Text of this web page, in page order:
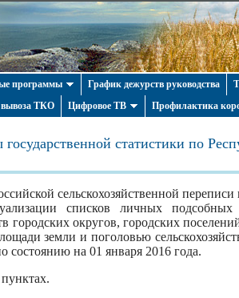
программы График дежурств руководства
ТКО Цифровое ТВ Профилактика
статистики по
сельскохозяйственной переписи
списков личных подсобных
округов, городских
земли и поголовью
состоянию на 01 января 2016 года.